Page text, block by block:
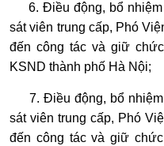
6. Điều động, bổ nhiệm
sát viên trung cấp, Phó
đến công tác và giữ
KSND thành phố Hà Nội;
7. Điều động, bổ nhiệm
sát viên trung cấp, Phó
đến công tác và giữ